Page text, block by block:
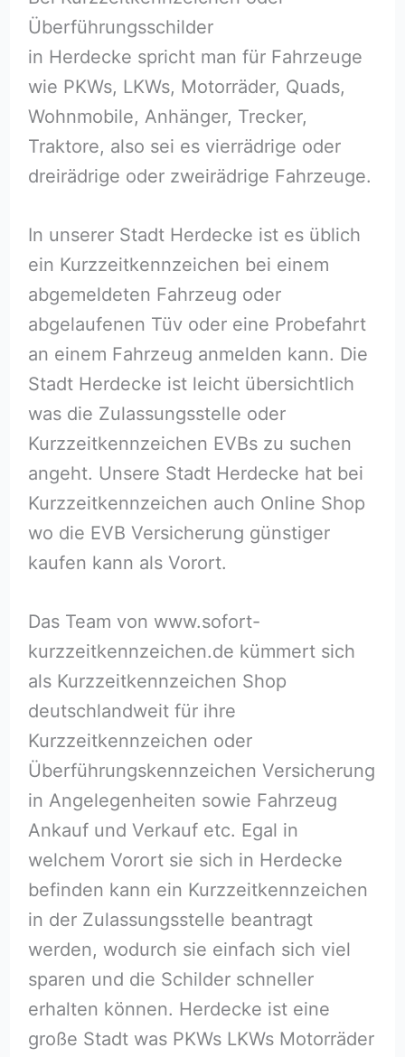
Überführungsschilder
in Herdecke spricht man für Fahrzeuge
wie PKWs, LKWs, Motorräder, Quads,
Wohnmobile, Anhänger, Trecker,
Traktore, also sei es vierrädrige oder
dreirädrige oder zweirädrige Fahrzeuge.
In unserer Stadt Herdecke ist es üblich
ein Kurzzeitkennzeichen bei einem
abgemeldeten Fahrzeug oder
abgelaufenen Tüv oder eine Probefahrt
an einem Fahrzeug anmelden kann. Die
Stadt Herdecke ist leicht übersichtlich
was die Zulassungsstelle oder
Kurzzeitkennzeichen EVBs zu suchen
angeht. Unsere Stadt Herdecke hat bei
Kurzzeitkennzeichen auch Online Shop
wo die EVB Versicherung günstiger
kaufen kann als Vorort.
Das Team von www.sofort-
kurzzeitkennzeichen.de kümmert sich
als Kurzzeitkennzeichen Shop
deutschlandweit für ihre
Kurzzeitkennzeichen oder
Überführungskennzeichen Versicherung
in Angelegenheiten sowie Fahrzeug
Ankauf und Verkauf etc. Egal in
welchem Vorort sie sich in Herdecke
befinden kann ein Kurzzeitkennzeichen
in der Zulassungsstelle beantragt
werden, wodurch sie einfach sich viel
sparen und die Schilder schneller
erhalten können. Herdecke ist eine
große Stadt was PKWs LKWs Motorräder